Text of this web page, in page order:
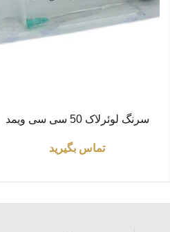
اطلاعات بیشتر
سرنگ لوئرلاک 50 سی سی ویمد
تماس بگیرید